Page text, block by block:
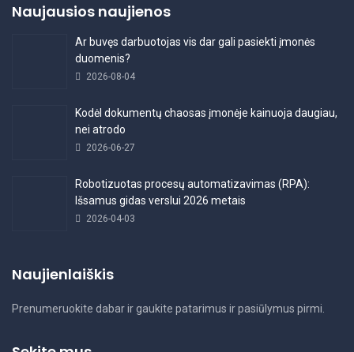
Naujausios naujienos
Ar buvęs darbuotojas vis dar gali pasiekti įmonės
duomenis?
2026-08-04
Kodėl dokumentų chaosas įmonėje kainuoja daugiau,
nei atrodo
2026-06-27
Robotizuotas procesų automatizavimas (RPA):
Išsamus gidas verslui 2026 metais
2026-04-03
Naujienlaiškis
Prenumeruokite dabar ir gaukite patarimus ir pasiūlymus pirmi.